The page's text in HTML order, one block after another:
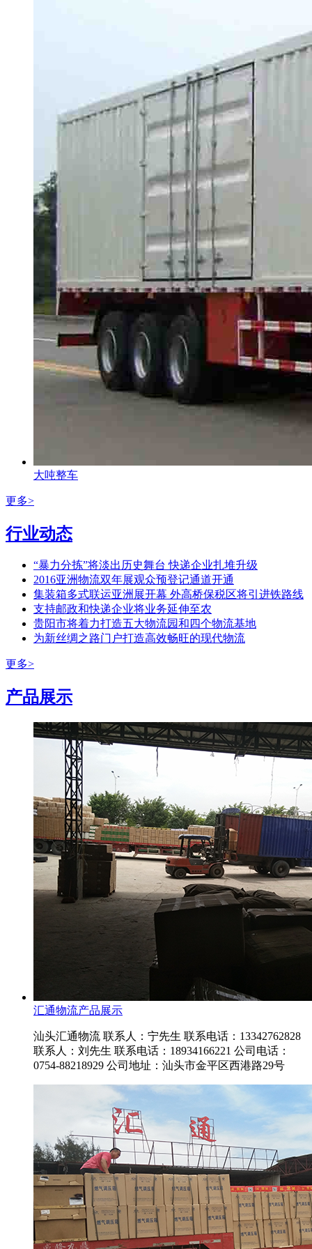
大吨整车
更多>
行业动态
“暴力分拣”将淡出历史舞台 快递企业扎堆升级
2016亚洲物流双年展观众预登记通道开通
集装箱多式联运亚洲展开幕 外高桥保税区将引进铁路线
支持邮政和快递企业将业务延伸至农
贵阳市将着力打造五大物流园和四个物流基地
为新丝绸之路门户打造高效畅旺的现代物流
更多>
产品展示
汇通物流产品展示
汕头汇通物流 联系人：宁先生 联系电话：13342762828
联系人：刘先生 联系电话：18934166221 公司电话：
0754-88218929 公司地址：汕头市金平区西港路29号